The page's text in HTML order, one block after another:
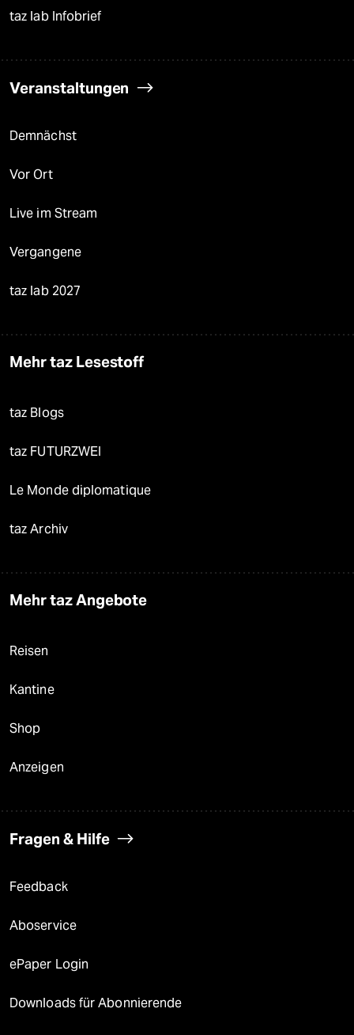
taz lab Infobrief
Veranstaltungen
Demnächst
Vor Ort
Live im Stream
Vergangene
taz lab 2027
Mehr taz Lesestoff
taz Blogs
taz FUTURZWEI
Le Monde diplomatique
taz Archiv
Mehr taz Angebote
Reisen
Kantine
Shop
Anzeigen
Fragen & Hilfe
Feedback
Aboservice
ePaper Login
Downloads für Abonnierende